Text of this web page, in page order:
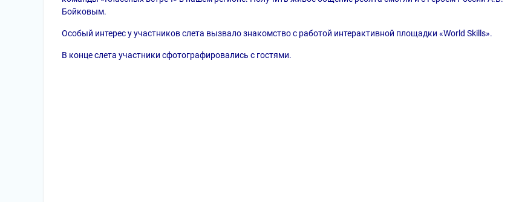
Бойковым.
Особый интерес у участников слета вызвало знакомство с работой интерактивной площадки «World Skills».
В конце слета участники сфотографировались с гостями.